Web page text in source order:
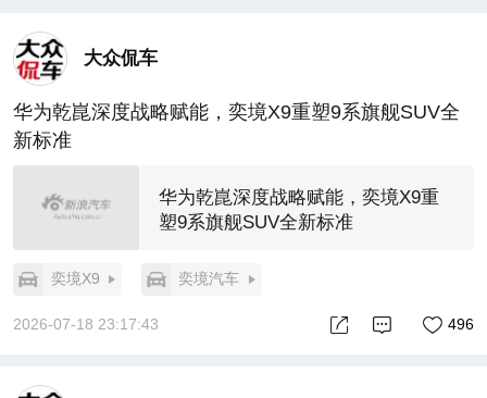
大众侃车
华为乾崑深度战略赋能，奕境X9重塑9系旗舰SUV全
新标准
华为乾崑深度战略赋能，奕境X9重
塑9系旗舰SUV全新标准
奕境X9 奕境汽车
2026-07-18 23:17:43 496